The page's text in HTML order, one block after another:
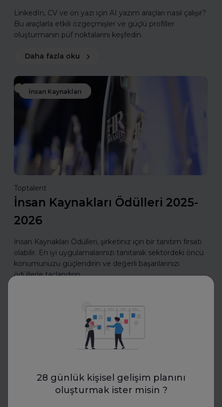
28 günlük kişisel gelişim planını
oluşturmak ister misin ?
LinkedIn, CV ve ön yazı için AI yazım araçları nasıl çalışır?
Bu araçlarla etkili özgeçmişler ve güçlü profiller
oluşturmanın püf noktalarını keşfedin.
Daha fazla oku
İnsan Kaynakları
Toptalent
İnsan Kaynakları Ödülleri 2025-
2026
İnsan Kaynakları Ödülleri, şirketiniz için bir tanıtım fırsatı
olabilir. En iyi uygulamalarınızı tanıtarak sektördeki öncü
konumunuzu güçlendirin ve değerli başarılarınızı
ödüllerle taçlandırın.
İş Hayatında Başarı